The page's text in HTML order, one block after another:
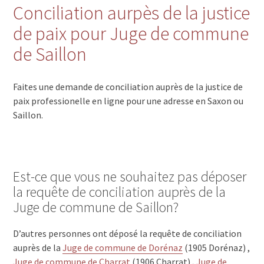
Conciliation aurpès de la justice
de paix pour Juge de commune
de Saillon
Faites une demande de conciliation auprès de la justice de
paix professionelle en ligne pour une adresse en Saxon ou
Saillon.
Est-ce que vous ne souhaitez pas déposer
la requête de conciliation auprès de la
Juge de commune de Saillon?
D’autres personnes ont déposé la requête de conciliation
auprès de laJuge de commune de Dorénaz (1905 Dorénaz) ,